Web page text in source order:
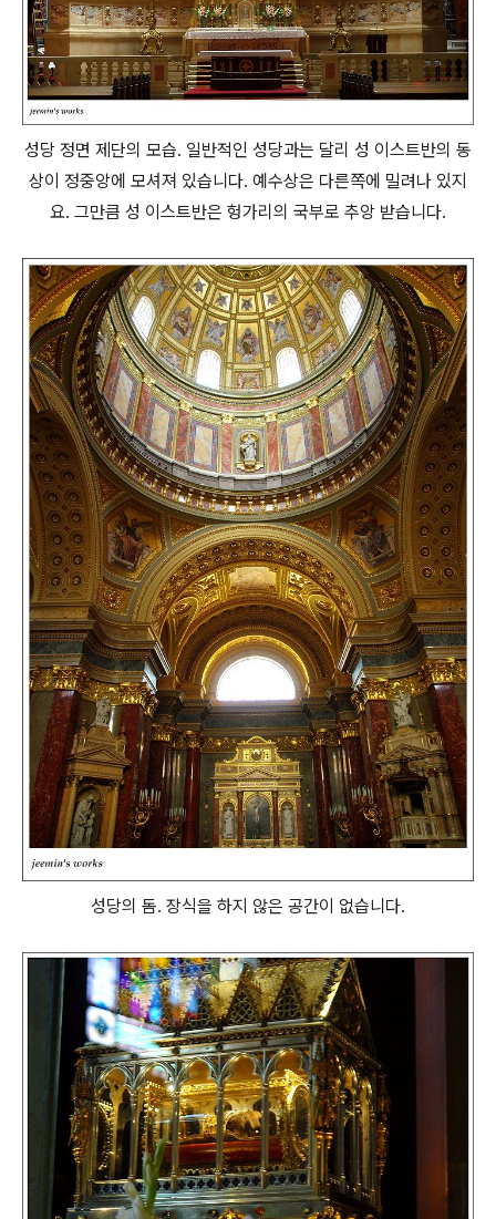
성당 정면 제단의 모습. 일반적인 성당과는 달리 성 이스트반의 동
상이 정중앙에 모셔져 있습니다. 예수상은 다른쪽에 밀려나 있지
요. 그만큼 성 이스트반은 헝가리의 국부로 추앙 받습니다.
성당의 돔. 장식을 하지 않은 공간이 없습니다.